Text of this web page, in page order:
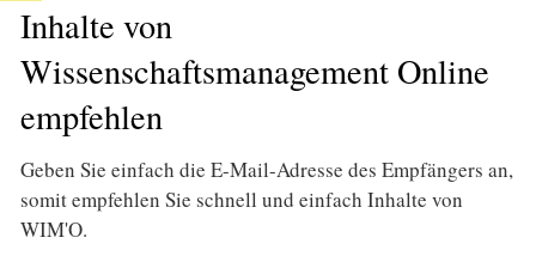
Inhalte von
Wissenschaftsmanagement Online
empfehlen
Geben Sie einfach die E-Mail-Adresse des Empfängers an,
somit empfehlen Sie schnell und einfach Inhalte von
WIM'O.